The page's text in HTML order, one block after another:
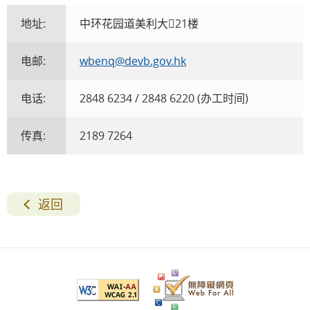
地址: 中环花园道美利大21楼
电邮: wbenq@devb.gov.hk
电话: 2848 6234 / 2848 6220 (办工时间)
传真: 2189 7264
返回